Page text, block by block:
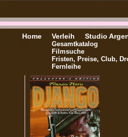
Home Verleih
Gesamtkatalog
Filmsuche
Fristen, Preise, Club,
Fernleihe
Studio